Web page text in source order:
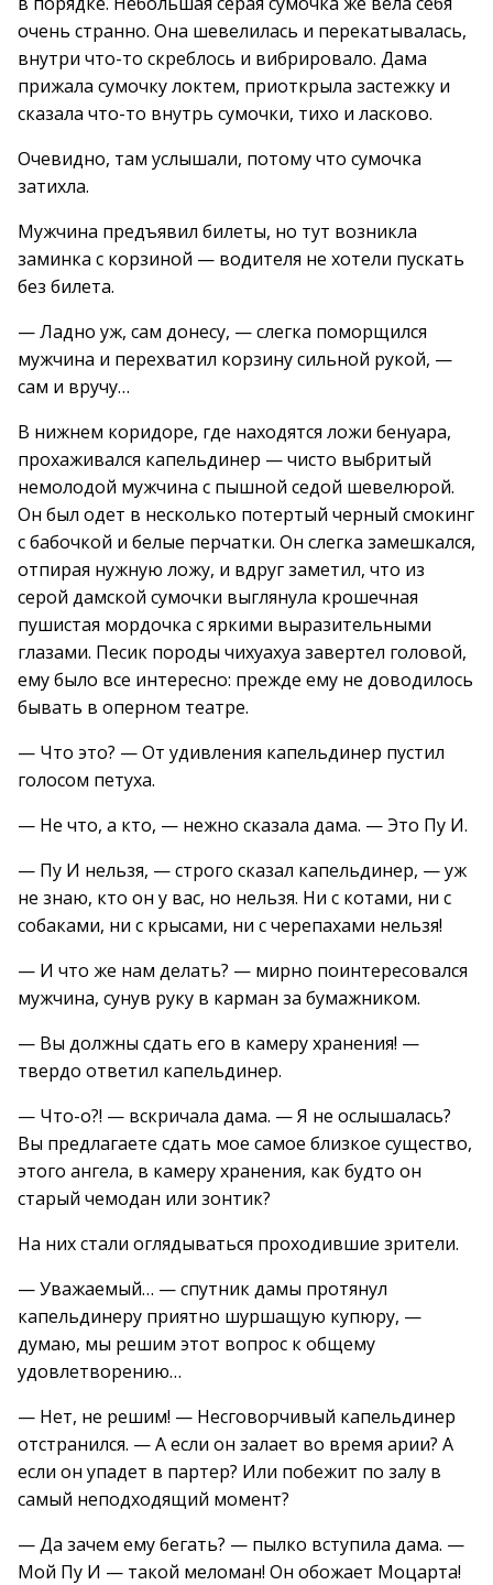
очень странно. Она шевелилась и перекатывалась,
внутри что-то скреблось и вибрировало. Дама
прижала сумочку локтем, приоткрыла застежку и
сказала что-то внутрь сумочки, тихо и ласково.
Очевидно, там услышали, потому что сумочка
затихла.
Мужчина предъявил билеты, но тут возникла
заминка с корзиной — водителя не хотели пускать
без билета.
— Ладно уж, сам донесу, — слегка поморщился
мужчина и перехватил корзину сильной рукой, —
сам и вручу…
В нижнем коридоре, где находятся ложи бенуара,
прохаживался капельдинер — чисто выбритый
немолодой мужчина с пышной седой шевелюрой.
Он был одет в несколько потертый черный смокинг
с бабочкой и белые перчатки. Он слегка замешкался,
отпирая нужную ложу, и вдруг заметил, что из
серой дамской сумочки выглянула крошечная
пушистая мордочка с яркими выразительными
глазами. Песик породы чихуахуа завертел головой,
ему было все интересно: прежде ему не доводилось
бывать в оперном театре.
— Что это? — От удивления капельдинер пустил
голосом петуха.
— Не что, а кто, — нежно сказала дама. — Это Пу И.
— Пу И нельзя, — строго сказал капельдинер, — уж
не знаю, кто он у вас, но нельзя. Ни с котами, ни с
собаками, ни с крысами, ни с черепахами нельзя!
— И что же нам делать? — мирно поинтересовался
мужчина, сунув руку в карман за бумажником.
— Вы должны сдать его в камеру хранения! —
твердо ответил капельдинер.
— Что-о?! — вскричала дама. — Я не ослышалась?
Вы предлагаете сдать мое самое близкое существо,
этого ангела, в камеру хранения, как будто он
старый чемодан или зонтик?
На них стали оглядываться проходившие зрители.
— Уважаемый… — спутник дамы протянул
капельдинеру приятно шуршащую купюру, —
думаю, мы решим этот вопрос к общему
удовлетворению…
— Нет, не решим! — Несговорчивый капельдинер
отстранился. — А если он залает во время арии? А
если он упадет в партер? Или побежит по залу в
самый неподходящий момент?
— Да зачем ему бегать? — пылко вступила дама. —
Мой Пу И — такой меломан! Он обожает Моцарта!